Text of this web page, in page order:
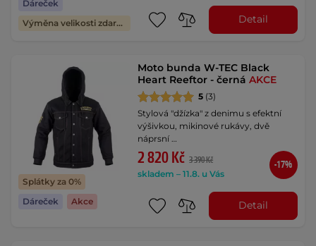
Dáreček
Výměna velikosti zdarma
Detail
Splátky za 0%
Dáreček
Akce
Moto bunda W-TEC Black
Heart Reeftor - černáAKCE
5 (3)
Stylová "džízka" z denimu s efektní
výšivkou, mikinové rukávy, dvě
náprsní …
2 820 Kč 3 390 Kč
skladem – 11.8. u Vás
-17%
Detail